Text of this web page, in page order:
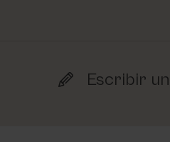
Escribir